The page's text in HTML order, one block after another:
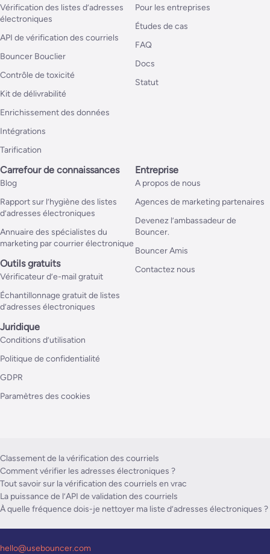
Vérification des listes d’adresses
électroniques
API de vérification des courriels
Bouncer Bouclier
Contrôle de toxicité
Kit de délivrabilité
Enrichissement des données
Intégrations
Tarification
Pour les entreprises
Études de cas
FAQ
Docs
Statut
Carrefour de connaissances
Blog
Rapport sur l’hygiène des listes
d’adresses électroniques
Annuaire des spécialistes du
marketing par courrier électronique
Outils gratuits
Vérificateur d’e-mail gratuit
Échantillonnage gratuit de listes
d’adresses électroniques
Entreprise
A propos de nous
Agences de marketing partenaires
Devenez l’ambassadeur de
Bouncer.
Bouncer Amis
Contactez nous
Juridique
Conditions d’utilisation
Politique de confidentialité
GDPR
Paramètres des cookies
Classement de la vérification des courriels
Comment vérifier les adresses électroniques ?
Tout savoir sur la vérification des courriels en vrac
La puissance de l’API de validation des courriels
À quelle fréquence dois-je nettoyer ma liste d’adresses électroniques ?
hello@usebouncer.com